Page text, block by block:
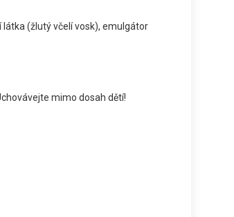
látka (žlutý včelí vosk), emulgátor
mimo dosah dětí!